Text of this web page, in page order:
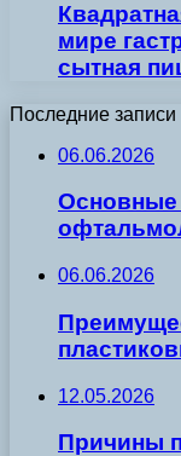
мире
сытная
Последние записи
06.06.2026
Основные
06.06.2026
12.05.2026
Причины